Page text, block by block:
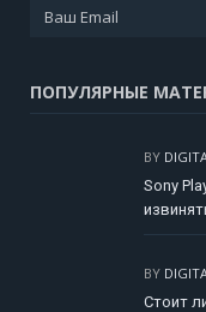
ПОПУЛЯРНЫЕ
BY
Sony
BY
Стоит